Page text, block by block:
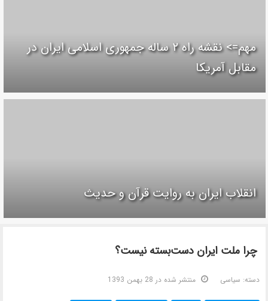
مهم=> نقشه راه ۲ ساله جمهوری اسلامی ایران در
مقابل آمریکا
انقلاب ایران به روایت قرآن و حدیث
چرا ملت ایران دست‌بسته نیست؟
دسته: سیاسی منتشر شده در 28 بهمن 1393